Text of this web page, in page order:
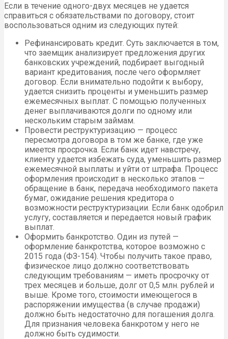
Если в течение одного-двух месяцев не удается
справиться с обязательствами по договору, стоит
воспользоваться одним из следующих путей:
Рефинансировать кредит. Суть заключается в том,
что заемщик анализирует предложения других
банковских учреждений, подбирает выгодный
вариант кредитования, после чего оформляет
договор. Если внимательно подойти к выбору,
удается снизить проценты и уменьшить размер
ежемесячных выплат. С помощью полученных
денег выплачиваются долги по одному или
нескольким старым займам.
Провести реструктуризацию — процесс
пересмотра договора в том же банке, где уже
имеется просрочка. Если банк идет навстречу,
клиенту удается избежать суда, уменьшить размер
ежемесячной выплаты и уйти от штрафа. Процесс
оформления происходит в несколько этапов —
обращение в банк, передача необходимого пакета
бумаг, ожидание решения кредитора о
возможности реструктуризации. Если банк одобрил
услугу, составляется и передается новый график
выплат.
Оформить банкротство. Один из путей —
оформление банкротства, которое возможно с
2015 года (ФЗ-154). Чтобы получить такое право,
физическое лицо должно соответствовать
следующим требованиям — иметь просрочку от
трех месяцев и больше, долг от 0,5 млн. рублей и
выше. Кроме того, стоимости имеющегося в
распоряжении имущества (в случае продажи)
должно быть недостаточно для погашения долга.
Для признания человека банкротом у него не
должно быть судимости.